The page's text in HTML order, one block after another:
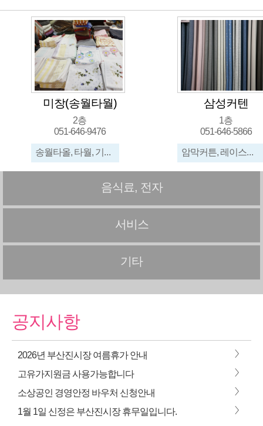
창(송월타월)
051-646-9476
송월타올, 타월, 기념타올, 개업타올, 마사지전문타올, 모텔,사우나,목욕탕, 호텔용타올, 큰타올매트
051-646-5866
암막커튼, 레이스커튼, 우드블라인드, 무지커튼, 쉬폰커튼, 린넨커튼
음식료, 전자
서비스
기타
공지사항
2026년 부산진시장 여름휴가 안내 >
고유가지원금 사용가능합니다 >
소상공인 경영안정 바우처 신청안내 >
1월 1일 신정은 부산진시장 휴무일입니다. >